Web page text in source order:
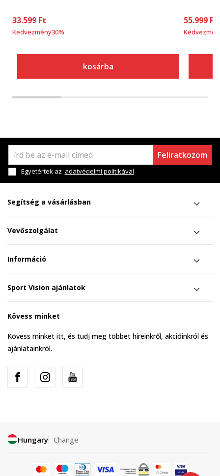
33.599 Ft
Kedvezmény30%
kosárba
55.999 Ft
Feliratkozom
Egyetértek az adatvédelmi politikával
Segítség a vásárlásban
Vevőszolgálat
Információ
Sport Vision ajánlatok
Kövess minket
Kövess minket itt, és tudj meg többet híreinkről, akcióinkról és
ajánlatainkról.
Hungary Change